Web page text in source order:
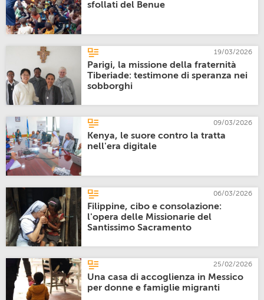
sfollati del Benue
19/03/2026
Parigi, la missione della fraternità
Tiberiade: testimone di speranza nei
sobborghi
09/03/2026
Kenya, le suore contro la tratta
nell'era digitale
06/03/2026
Filippine, cibo e consolazione:
l'opera delle Missionarie del
Santissimo Sacramento
25/02/2026
Una casa di accoglienza in Messico
per donne e famiglie migranti